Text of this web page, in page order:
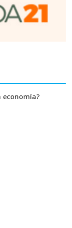
economía?